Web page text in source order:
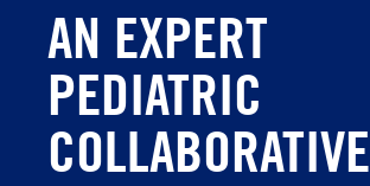
AN EXPERT
PEDIATRIC
COLLABORATIVE